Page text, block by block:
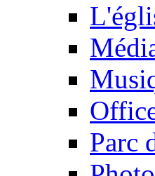
Parc